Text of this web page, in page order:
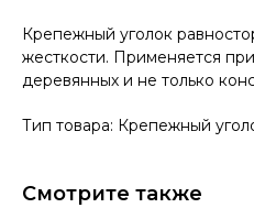
Крепежный уголок
жесткости. Применяется
деревянных и не только
Тип товара: Крепежный
Смотрите также